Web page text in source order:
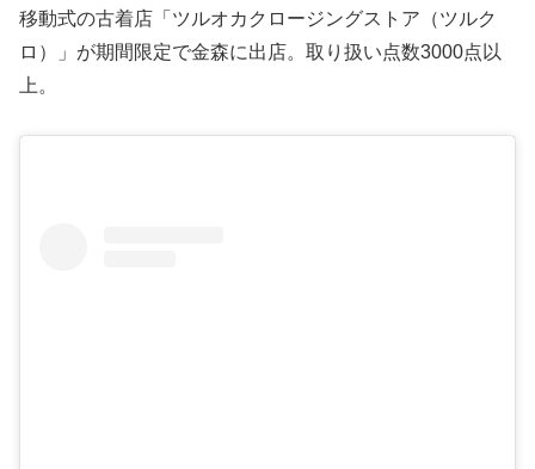
移動式の古着店「ツルオカクロージングストア（ツルク
ロ）」が期間限定で金森に出店。取り扱い点数3000点以
上。